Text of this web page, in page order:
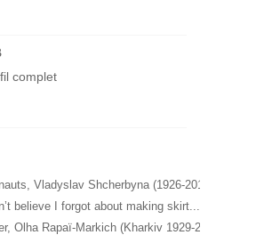
complet
Vladyslav Shcherbyna (1926-2017) ...
believe I forgot about making skirt...
Olha Rapaï-Markich (Kharkiv 1929-20...